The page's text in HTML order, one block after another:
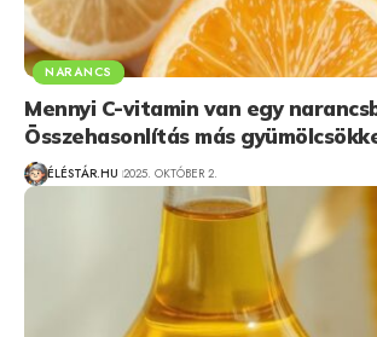
NARANCS
Mennyi C-vitamin van egy
Összehasonlítás más
ÉLÉSTÁR.HU 2025. OKTÓBER 2.